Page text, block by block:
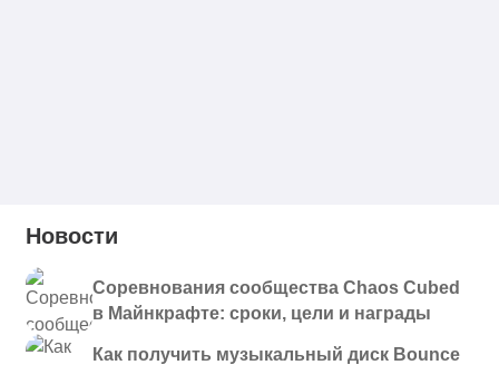
Новости
Соревнования сообщества Chaos Cubed
в Майнкрафте: сроки, цели и награды
Как получить музыкальный диск Bounce